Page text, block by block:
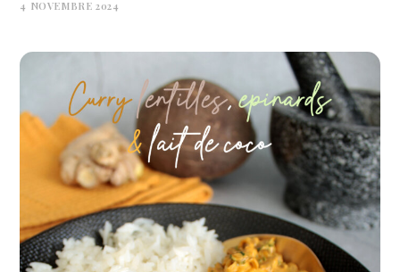
4 NOVEMBRE 2024